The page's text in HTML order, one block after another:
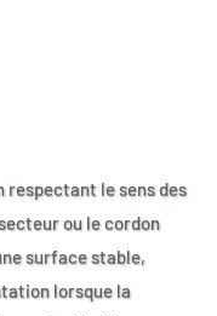
respectant le sens des
ou le cordon
surface stable,
lorsque la